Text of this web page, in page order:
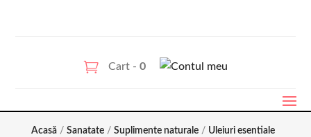
Cart - 0
Acasă/ Sanatate/ Suplimente naturale/ Uleiuri esentiale